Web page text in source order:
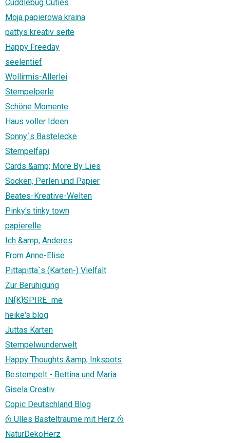
Cuddlebug Cuties
Moja papierowa kraina
pattys kreativ seite
Happy Freeday
seelentief
Wollirmis-Allerlei
Stempelperle
Schöne Momente
Haus voller Ideen
Sonny´s Bastelecke
Stempelfapi
Cards &amp; More By Lies
Socken, Perlen und Papier
Beates-Kreative-Welten
Pinky's tinky town
papierelle
Ich &amp; Anderes
From Anne-Elise
Pittapitta`s (Karten-) Vielfalt
Zur Beruhigung
IN{K}SPIRE_me
heike's blog
Juttas Karten
Stempelwunderwelt
Happy Thoughts &amp; Inkspots
Bestempelt - Bettina und Maria
Gisela Creativ
Copic Deutschland Blog
რ Ulles Bastelträume mit Herz რ
NaturDekoHerz